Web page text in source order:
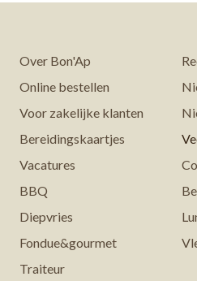
Over Bon'Ap
Online bestellen
Voor zakelijke klanten
Bereidingskaartjes
Vacatures
BBQ
Diepvries
Fondue&gourmet
Traiteur